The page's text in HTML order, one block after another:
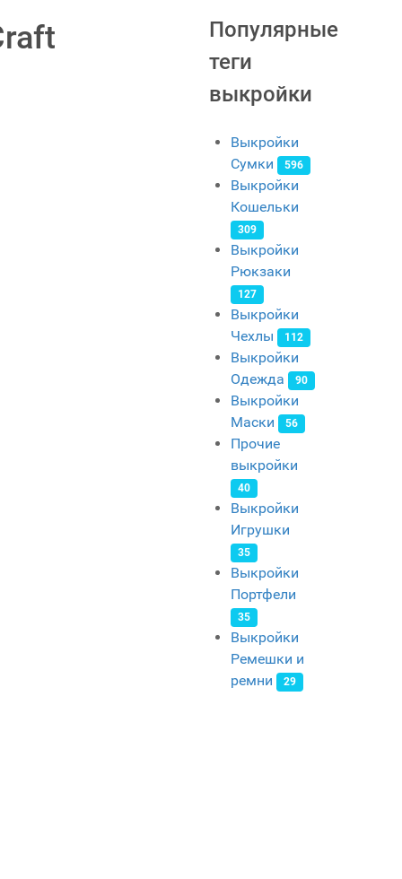
Популярные
теги
выкройки
Выкройки
Сумки
596
Выкройки
Кошельки
309
Выкройки
Рюкзаки
127
Выкройки
Чехлы
112
Выкройки
Одежда
90
Выкройки
Маски
56
Прочие
выкройки
40
Выкройки
Игрушки
35
Выкройки
Портфели
35
Выкройки
Ремешки и
ремни
29